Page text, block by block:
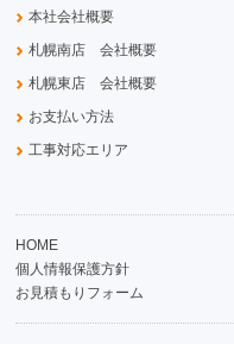
本社会社概要
札幌南店 会社概要
札幌東店 会社概要
お支払い方法
工事対応エリア
HOME
個人情報保護方針
お見積もりフォーム